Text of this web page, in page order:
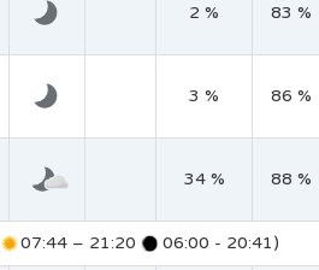
2 % 83 %
3 % 86 %
34 % 88 %
07:44 – 21:20 06:00 - 20:41)